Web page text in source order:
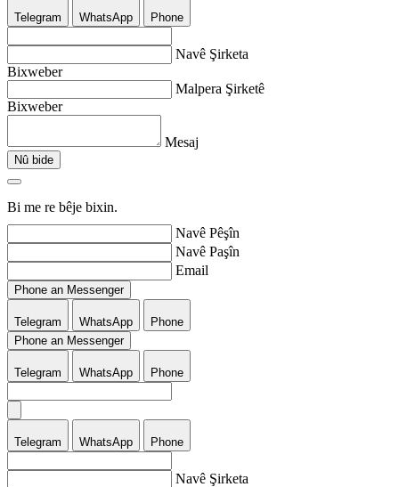
Telegram WhatsApp Phone
Navê Şirketa
Bixweber
Malpera Şirketê
Bixweber
Mesaj
Nû bide
Bi me re bêje bixin.
Navê Pêşîn
Navê Paşîn
Email
Phone an Messenger
Telegram WhatsApp
Phone
Phone an Messenger
Telegram WhatsApp Phone
Telegram WhatsApp Phone
Navê Şirketa